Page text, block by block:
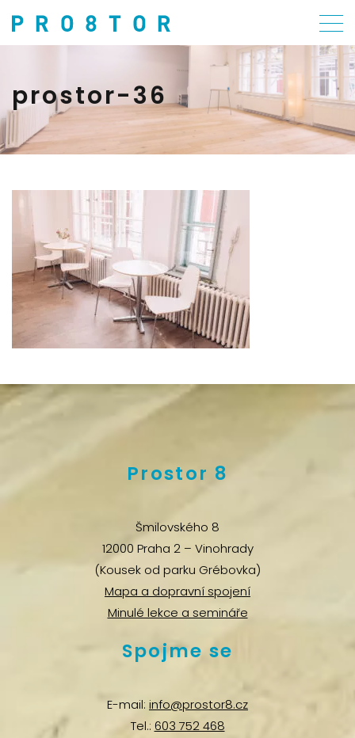
prostor-36
Prostor 8
Šmilovského 8
12000 Praha 2 – Vinohrady
(Kousek od parku Grébovka)
Mapa a dopravní spojení
Minulé lekce a semináře
Spojme se
E-mail: info@prostor8.cz
Tel.: 603 752 468